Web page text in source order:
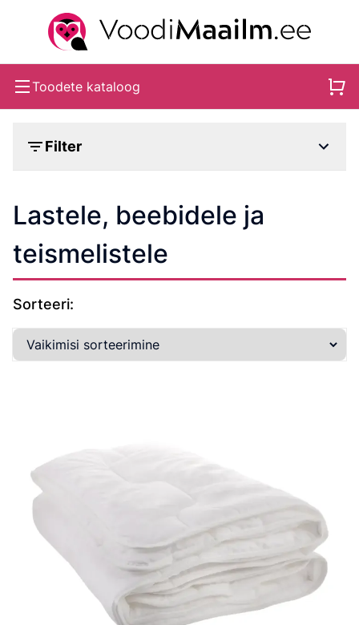
Toodete kataloog
Filter
Lastele, beebidele ja
teismelistele
Sorteeri: